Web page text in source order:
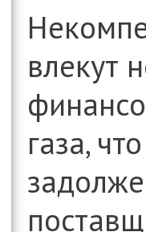
влекут
газа,